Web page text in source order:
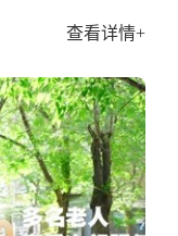
查看详情+